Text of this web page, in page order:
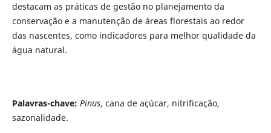
destacam as práticas de gestão no planejamento da
conservação e a manutenção de áreas florestais ao redor
das nascentes, como indicadores para melhor qualidade da
água natural.
Palavras-chave: Pinus, cana de açúcar, nitrificação,
sazonalidade.